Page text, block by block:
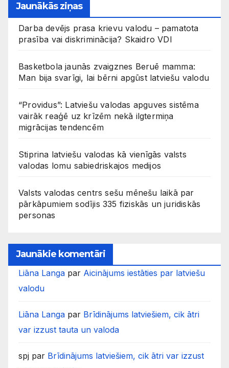
Jaunākās ziņas
Darba devējs prasa krievu valodu – pamatota
prasība vai diskriminācija? Skaidro VDI
Basketbola jaunās zvaigznes Beruē mamma:
Man bija svarīgi, lai bērni apgūst latviešu valodu
“Providus”: Latviešu valodas apguves sistēma
vairāk reaģē uz krīzēm nekā ilgtermiņa
migrācijas tendencēm
Stiprina latviešu valodas kā vienīgās valsts
valodas lomu sabiedriskajos medijos
Valsts valodas centrs sešu mēnešu laikā par
pārkāpumiem sodījis 335 fiziskās un juridiskās
personas
Jaunākie komentāri
Liāna Langa par Aicinājums iestāties par latviešu
valodu
Liāna Langa par Brīdinājums latviešiem, cik ātri
var izzust tauta un valoda
spj par Brīdinājums latviešiem, cik ātri var izzust